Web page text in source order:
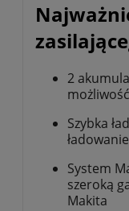
2
Szybka
System
szeroką
Makita